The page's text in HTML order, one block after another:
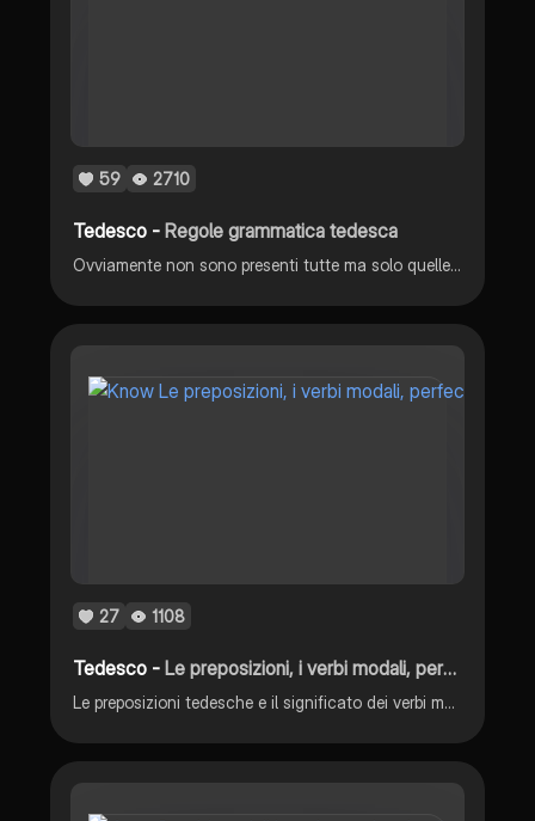
59 2710
Tedesco -Regole grammatica tedesca
Ovviamente non sono presenti tutte ma solo quelle di cui ho bisogno io, però è comunque una buona base per sapere qualcosa di grammatica tedesca
27 1108
Tedesco -Le preposizioni, i verbi modali, perfeckt prateritum e le frasi secondarie
Le preposizioni tedesche e il significato dei verbi modali + le frasi secondare